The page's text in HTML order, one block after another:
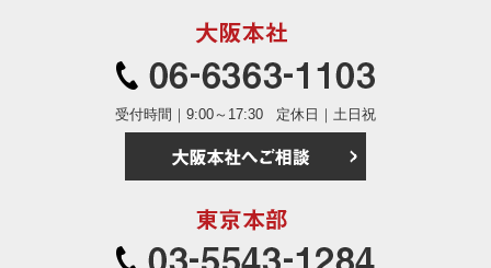
受付時間｜9:00～17:30 定休日｜土日祝